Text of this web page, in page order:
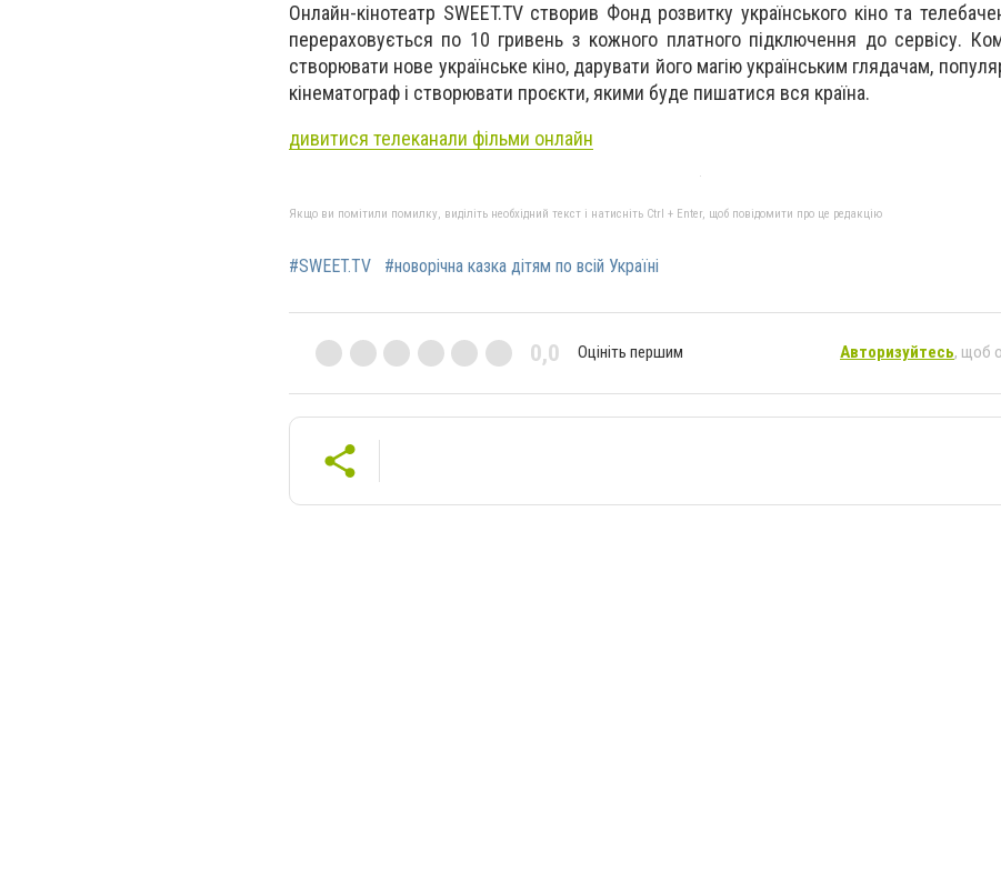
Онлайн-кінотеатр SWEET.TV створив Фонд розвитку українського кіно та
перераховується по 10 гривень з кожного платного підключення до сервісу.
створювати нове українське кіно, дарувати його магію українським глядачам,
кінематограф і створювати проєкти, якими буде пишатися вся країна.
дивитися телеканали фільми онлайн
Якщо ви помітили помилку, виділіть необхідний текст і натисніть Ctrl + Enter, щоб повідомити про це редакцію
#SWEET.TV #новорічна казка дітям по всій Україні
0,0 Оцініть першим Авторизуйтесь, щоб